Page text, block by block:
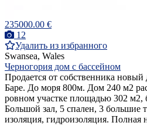
235000.00 €
12
Удалить из избранного
Swansea, Wales
Черногория дом с бассейном
Продается от собственника новый
Баре. До моря 800м. Дом 240 м2
ровном участке площадью 302 м2,
Большой зал, 5 спален, 3 большие
изоляция, гидроизоляция. Полная